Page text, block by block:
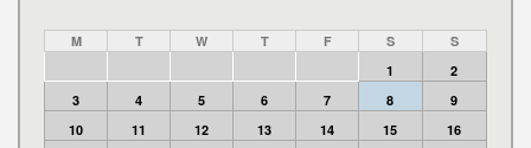
M T W T F S
S
1
2
3
4 5 6 7 8
9
10
11 12 13 14 15
16